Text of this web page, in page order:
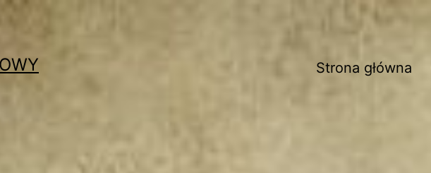
Strona główna